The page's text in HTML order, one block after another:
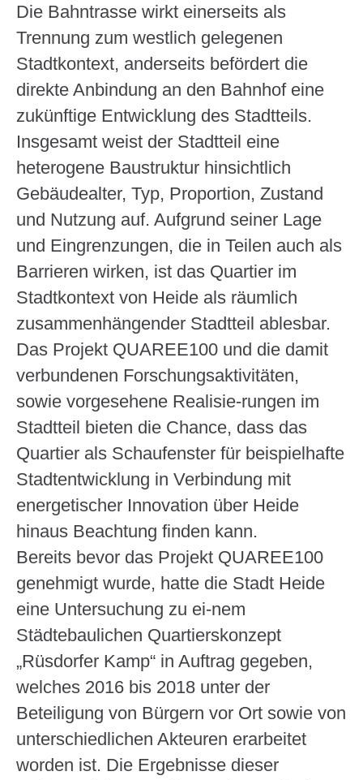
Die Bahntrasse wirkt einerseits als
Trennung zum westlich gelegenen
Stadtkontext, anderseits befördert die
direkte Anbindung an den Bahnhof eine
zukünftige Entwicklung des Stadtteils.
Insgesamt weist der Stadtteil eine
heterogene Baustruktur hinsichtlich
Gebäudealter, Typ, Proportion, Zustand
und Nutzung auf. Aufgrund seiner Lage
und Eingrenzungen, die in Teilen auch als
Barrieren wirken, ist das Quartier im
Stadtkontext von Heide als räumlich
zusammenhängender Stadtteil ablesbar.
Das Projekt QUAREE100 und die damit
verbundenen Forschungsaktivitäten,
sowie vorgesehene Realisie-rungen im
Stadtteil bieten die Chance, dass das
Quartier als Schaufenster für beispielhafte
Stadtentwicklung in Verbindung mit
energetischer Innovation über Heide
hinaus Beachtung finden kann.
Bereits bevor das Projekt QUAREE100
genehmigt wurde, hatte die Stadt Heide
eine Untersuchung zu ei-nem
Städtebaulichen Quartierskonzept
„Rüsdorfer Kamp“ in Auftrag gegeben,
welches 2016 bis 2018 unter der
Beteiligung von Bürgern vor Ort sowie von
unterschiedlichen Akteuren erarbeitet
worden ist. Die Ergebnisse dieser